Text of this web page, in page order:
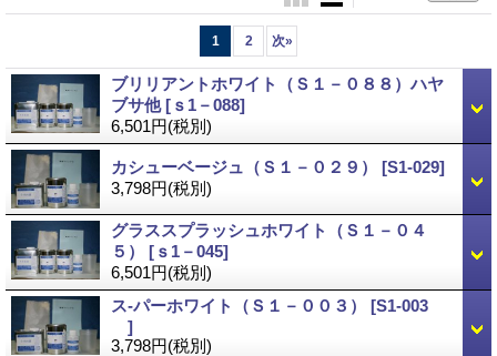
1 2 次»
ブリリアントホワイト（Ｓ１－０８８）ハヤ
ブサ他[ｓ1－088]
6,501円(税別)
カシューベージュ（Ｓ１－０２９） [S1-029]
3,798円(税別)
グラススプラッシュホワイト（Ｓ１－０４
５） [ｓ1－045]
6,501円(税別)
ス-パーホワイト（Ｓ１－００３） [S1-003
]
3,798円(税別)